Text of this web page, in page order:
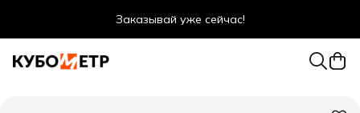
Заказывай уже сейчас!
Оптовые цены даже для физ. лиц